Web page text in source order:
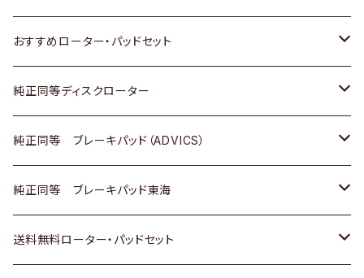
ダイハツ
マツダ
三菱
スバル
日野
いすゞ
ダイハツ
マツダ
三菱
日野
いすゞ
ダイハツ
三菱
日野
三菱ふそう
スズキ
日産
ダイハツ
マツダ
三菱
ホンダ
スズキ
日産
いすゞ
ダイハツ
トヨタ
日産
いすゞ
ダイハツ
マツダ
おすすめローター・パッドセット
トヨタ
ホンダ
スズキ
日産
純正同等ディスクローター
トヨタ
ホンダ
スズキ
純正同等 ブレーキパッド（ADVICS）
トヨタ
ホンダ
純正同等 ブレーキパッド東海
トヨタ
送料無料ローター・パッドセット